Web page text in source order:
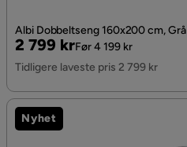
Albi Dobbeltseng 160x200 cm, Grå
Pris
2 799 kr
Original
Pris
Før 4 199 kr
Tidligere laveste pris 2 799 kr
Nyhet